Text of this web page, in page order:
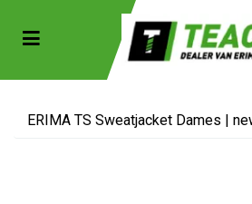
(Sportkleding)
(Collecties)
Toggle navigation
ERIMA TS Sweatjacket Dames |